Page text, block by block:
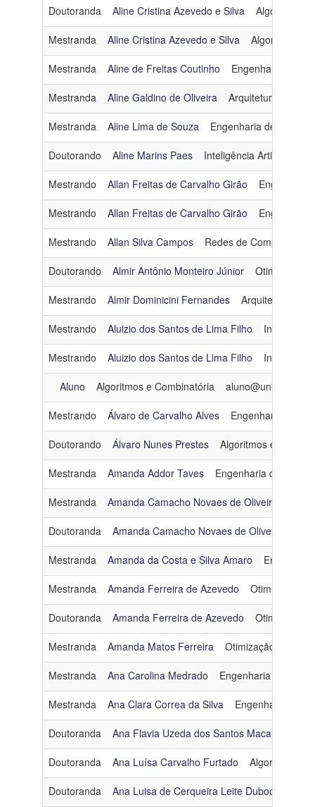
Doutoranda Aline Cristina Azevedo e Silva Algoritmos
Mestranda Aline Cristina Azevedo e Silva Algoritmos e
Mestranda Aline de Freitas Coutinho Engenharia de
Mestranda Aline Galdino de Oliveira Arquitetura e
Mestranda Aline Lima de Souza Engenharia de Dados
Doutorando Aline Marins Paes Inteligência Artificial
Mestrando Allan Freitas de Carvalho Girão Engenharia
Mestrando Allan Freitas de Carvalho Girão Engenharia
Mestrando Allan Silva Campos Redes de
Doutorando Almir Antônio Monteiro Júnior Otimização
Mestrando Almir Dominicini Fernandes Arquitetura e
Mestrando Aluizio dos Santos de Lima Filho
Mestrando Aluizio dos Santos de Lima Filho
Aluno Algoritmos e Combinatória
Mestrando Álvaro de Carvalho Alves Engenharia de
Doutorando Álvaro Nunes Prestes Algoritmos e
Mestranda Amanda Addor Taves Engenharia de
Mestranda Amanda Camacho Novaes de Oliveira
Doutoranda Amanda Camacho Novaes de Oliveira
Mestranda Amanda da Costa e Silva Amaro
Mestranda Amanda Ferreira de Azevedo Otimização
Doutoranda Amanda Ferreira de Azevedo Otimização
Mestranda Amanda Matos Ferreira Otimização
Mestranda Ana Carolina Medrado Engenharia de
Mestranda Ana Clara Correa da Silva Engenharia de
Doutoranda Ana Flavia Uzeda dos Santos Macambira
Doutoranda Ana Luísa Carvalho Furtado Algoritmos e
Doutoranda Ana Luisa de Cerqueira Leite Duboc